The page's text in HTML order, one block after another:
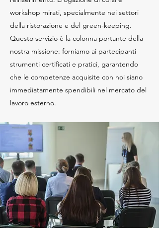
workshop mirati, specialmente nei settori
della ristorazione e del green-keeping.
Questo servizio è la colonna portante della
nostra missione: forniamo ai partecipanti
strumenti certificati e pratici, garantendo
che le competenze acquisite con noi siano
immediatamente spendibili nel mercato del
lavoro esterno.